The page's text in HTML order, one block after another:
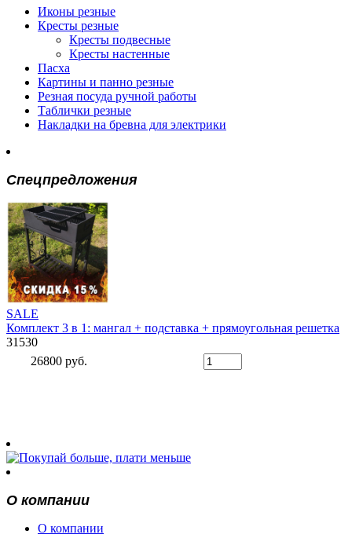
Иконы резные
Кресты резные
Кресты подвесные
Кресты настенные
Пасха
Картины и панно резные
Резная посуда ручной работы
Таблички резные
Накладки на бревна для электрики
Спецпредложения
SALE
Комплект 3 в 1: мангал + подставка + прямоугольная решетка
31530
26800 руб.
О компании
О компании